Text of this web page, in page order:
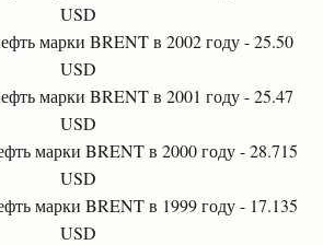
USD
марки BRENT в 2002 году - 25.50
USD
марки BRENT в 2001 году - 25.47
USD
марки BRENT в 2000 году - 28.715
USD
марки BRENT в 1999 году - 17.135
USD